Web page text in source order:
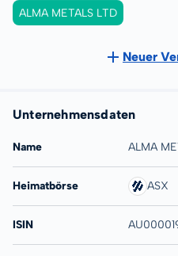
ALMA METALS LTD
Neuer
Unternehmensdaten
Name ALMA
Heimatbörse ASX
ISIN